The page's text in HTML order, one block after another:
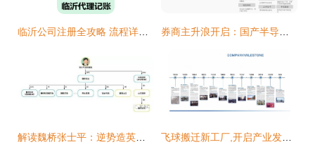
临沂公司注册全攻略 流程详解及合伙企业注册要点 券商主升浪开启：国产半导体家族再添大将，市场主线已曝光，合伙企业注册迎机遇
解读魏桥张士平：逆势造英雄，为何有人说他比华为任正非更伟大？ 飞球搬迁新工厂,开启产业发展新阶段